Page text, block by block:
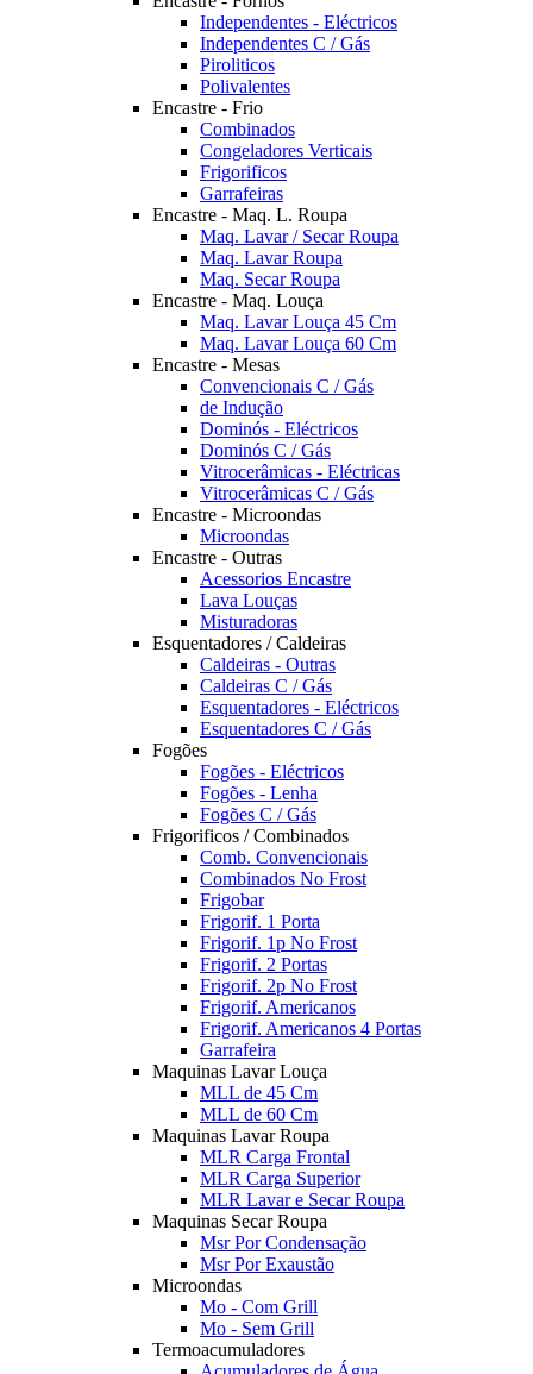
Independentes - Eléctricos
Independentes C / Gás
Piroliticos
Polivalentes
Encastre - Frio
Combinados
Congeladores Verticais
Frigorificos
Garrafeiras
Encastre - Maq. L. Roupa
Maq. Lavar / Secar Roupa
Maq. Lavar Roupa
Maq. Secar Roupa
Encastre - Maq. Louça
Maq. Lavar Louça 45 Cm
Maq. Lavar Louça 60 Cm
Encastre - Mesas
Convencionais C / Gás
de Indução
Dominós - Eléctricos
Dominós C / Gás
Vitrocerâmicas - Eléctricas
Vitrocerâmicas C / Gás
Encastre - Microondas
Microondas
Encastre - Outras
Acessorios Encastre
Lava Louças
Misturadoras
Esquentadores / Caldeiras
Caldeiras - Outras
Caldeiras C / Gás
Esquentadores - Eléctricos
Esquentadores C / Gás
Fogões
Fogões - Eléctricos
Fogões - Lenha
Fogões C / Gás
Frigorificos / Combinados
Comb. Convencionais
Combinados No Frost
Frigobar
Frigorif. 1 Porta
Frigorif. 1p No Frost
Frigorif. 2 Portas
Frigorif. 2p No Frost
Frigorif. Americanos
Frigorif. Americanos 4 Portas
Garrafeira
Maquinas Lavar Louça
MLL de 45 Cm
MLL de 60 Cm
Maquinas Lavar Roupa
MLR Carga Frontal
MLR Carga Superior
MLR Lavar e Secar Roupa
Maquinas Secar Roupa
Msr Por Condensação
Msr Por Exaustão
Microondas
Mo - Com Grill
Mo - Sem Grill
Termoacumuladores